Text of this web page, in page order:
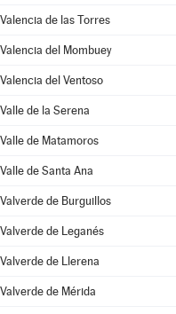
Valencia de las Torres
Valencia del Mombuey
Valencia del Ventoso
Valle de la Serena
Valle de Matamoros
Valle de Santa Ana
Valverde de Burguillos
Valverde de Leganés
Valverde de Llerena
Valverde de Mérida